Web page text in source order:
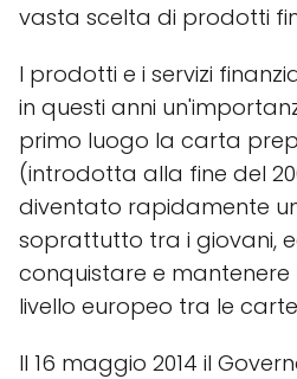
vasta scelta di prodotti
I prodotti e i servizi
in questi anni
primo luogo la carta
(introdotta alla fine del
diventato rapidamente
soprattutto tra i giovani,
conquistare e
livello europeo tra le
Il 16 maggio 2014 il